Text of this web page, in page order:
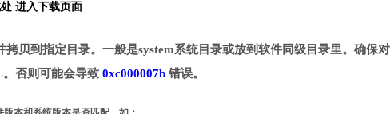
进入下载页面
贝到指定目录。一般是system系统目录或放到软件同级目录里。确保
否则可能会导致 0xc000007b 错误。